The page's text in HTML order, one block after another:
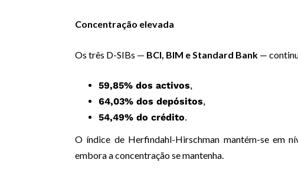
Concentração elevada
Os três D-SIBs — BCI, BIM e Standard Bank —
59,85% dos activos,
64,03% dos depósitos,
54,49% do crédito.
O índice de Herfindahl-Hirschman mantém-se em
embora a concentração se mantenha.